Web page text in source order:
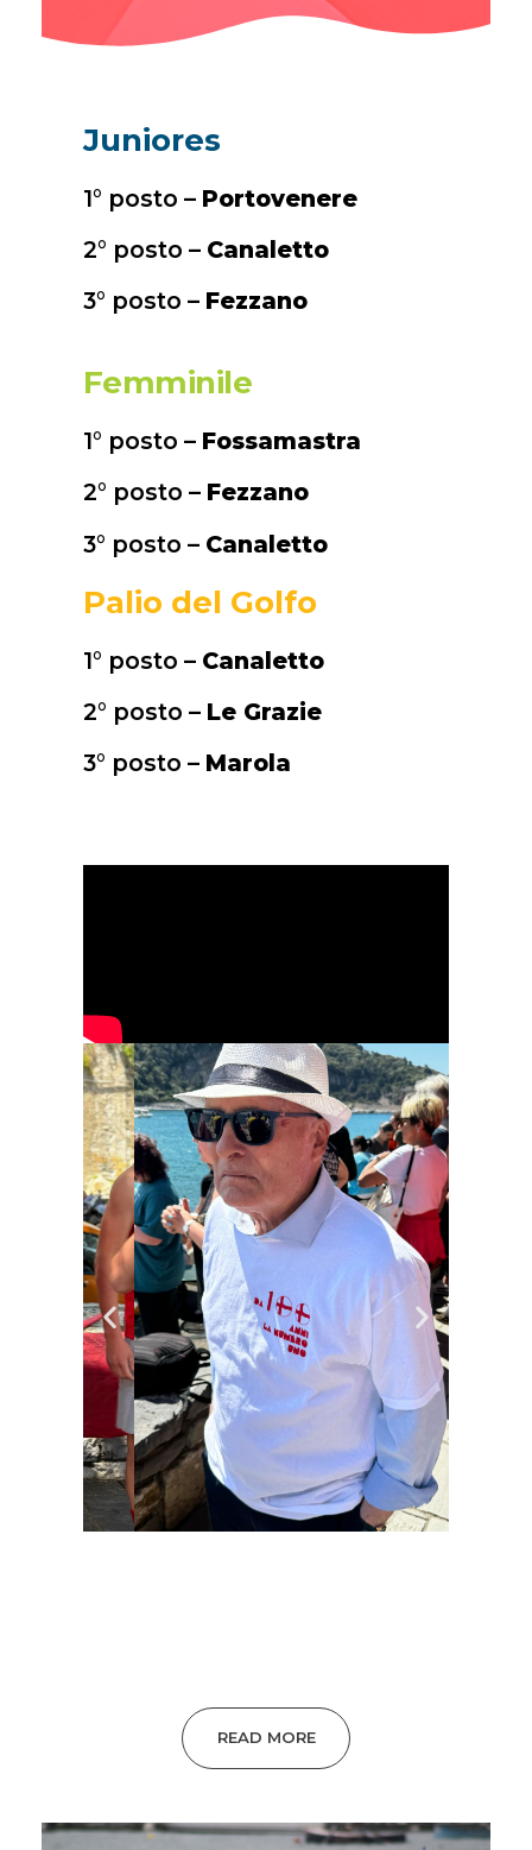
Juniores
1° posto – Portovenere
2° posto – Canaletto
3° posto – Fezzano
Femminile
1° posto – Fossamastra
2° posto – Fezzano
3° posto – Canaletto
Palio del Golfo
1° posto – Canaletto
2° posto – Le Grazie
3° posto – Marola
READ MORE